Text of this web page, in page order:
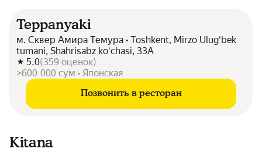
Teppanyaki
м. Сквер Амира Темура • Toshkent, Mirzo Ulugʻbek
tumani, Shahrisabz koʻchasi, 33А
5.0(359 оценок)
>600 000 сум • Японская
Позвонить в ресторан
Kitana